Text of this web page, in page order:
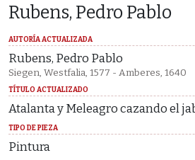
Rubens, Pedro Pablo
AUTORÍA ACTUALIZADA
Rubens, Pedro Pablo
Siegen, Westfalia, 1577 - Amberes, 1640
TÍTULO ACTUALIZADO
Atalanta y Meleagro cazando el
TIPO DE PIEZA
Pintura